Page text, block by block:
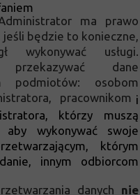
ma prawo
jeśli będzie to konieczne,
wykonywać usługi.
dane
podmiotów: osobom
pracownikom i
którzy muszą
wykonywać swoje
którym
innym odbiorcom
danych nie